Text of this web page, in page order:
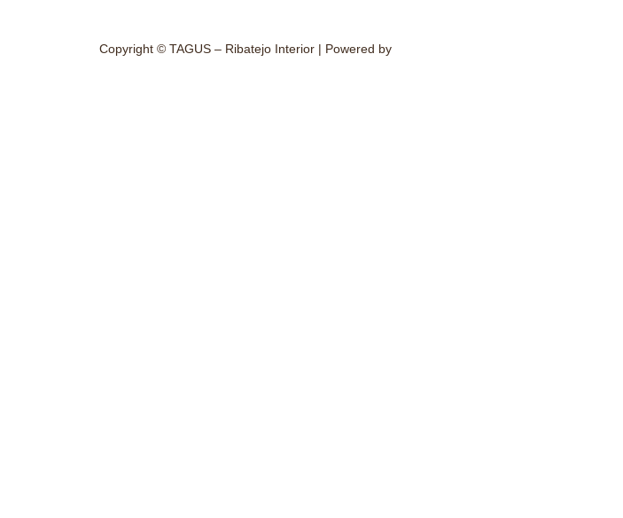
Copyright © TAGUS – Ribatejo Interior | Powered by